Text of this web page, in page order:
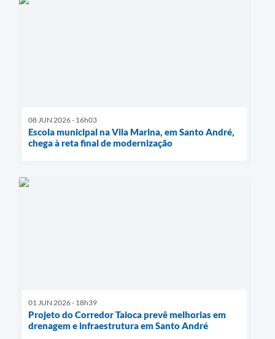
08 JUN 2026 - 16h03
Escola municipal na Vila Marina, em Santo André,
chega à reta final de modernização
01 JUN 2026 - 18h39
Projeto do Corredor Taioca prevê melhorias em
drenagem e infraestrutura em Santo André